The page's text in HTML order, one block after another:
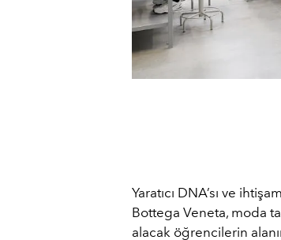
Yaratıcı DNA’sı ve
Bottega Veneta, moda
alacak öğrencilerin